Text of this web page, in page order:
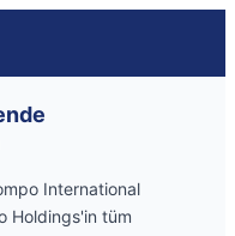
International
Holdings'in tüm